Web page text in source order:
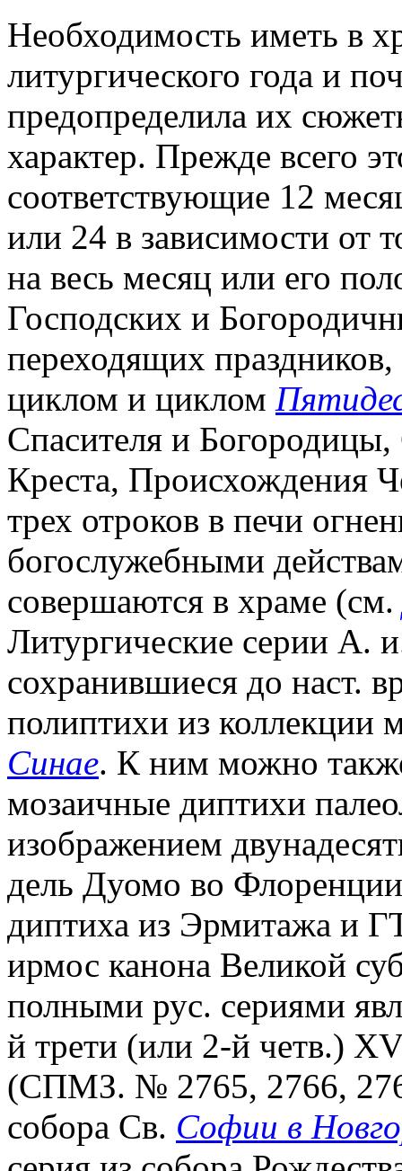
Необходимость иметь в
литургического года и
предопределила их
характер. Прежде всего
соответствующие 12
или 24 в зависимости от
на весь месяц или его
Господских и
переходящих
циклом и циклом
Спасителя и
Креста, Происхождения
трех отроков в печи
богослужебными
совершаются в храме (см.
Литургические серии А.
сохранившиеся до наст.
полиптихи из коллекции
Синае. К ним можно
мозаичные диптихи
изображением
дель Дуомо во
диптиха из Эрмитажа и
ирмос канона Великой
полными рус. сериями
й трети (или 2-й четв.)
(СПМЗ. № 2765, 2766,
собора Св. Софии в